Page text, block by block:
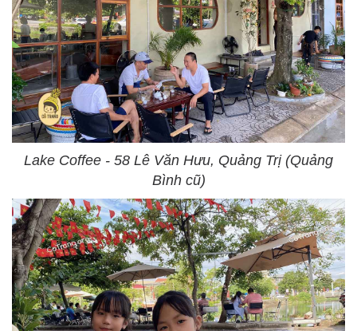
Lake Coffee - 58 Lê Văn Hưu, Quảng Trị (Quảng
Bình cũ)